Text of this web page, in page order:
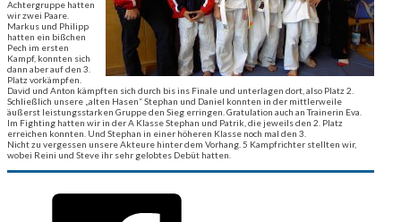
Achtergruppe hatten
wir zwei Paare.
Markus und Philipp
hatten ein bißchen
Pech im ersten
Kampf, konnten sich
dann aber auf den 3.
Platz vorkämpfen.
David und Anton kämpften sich durch bis ins Finale und unterlagen dort, also Platz 2.
Schließlich unsere „alten Hasen“ Stephan und Daniel konnten in der mittlerweile
äußerst leistungsstarken Gruppe den Sieg erringen. Gratulation auch an Trainerin Eva.
Im Fighting hatten wir in der A Klasse Stephan und Patrik, die jeweils den 2. Platz
erreichen konnten. Und Stephan in einer höheren Klasse noch mal den 3.
Nicht zu vergessen unsere Akteure hinter dem Vorhang. 5 Kampfrichter stellten wir,
wobei Reini und Steve ihr sehr gelobtes Debüt hatten.